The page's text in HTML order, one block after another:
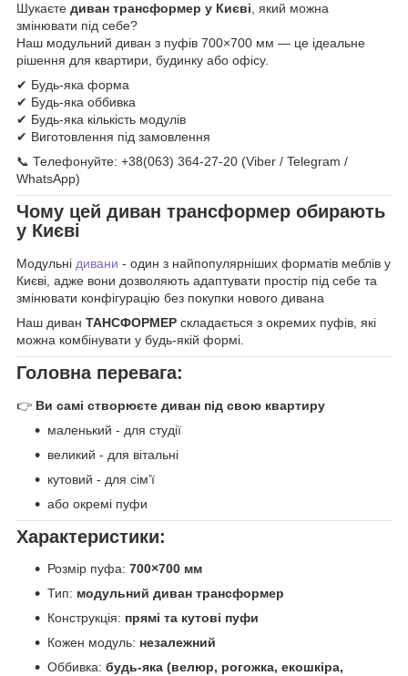
Шукаєте диван трансформер у Києві, який можна
змінювати під себе?
Наш модульний диван з пуфів 700×700 мм — це ідеальне
рішення для квартири, будинку або офісу.
✔ Будь-яка форма
✔ Будь-яка оббивка
✔ Будь-яка кількість модулів
✔ Виготовлення під замовлення
📞 Телефонуйте: +38(063) 364-27-20 (Viber / Telegram /
WhatsApp)
Чому цей диван трансформер обирають
у Києві
Модульні дивани - один з найпопулярніших форматів меблів у
Києві, адже вони дозволяють адаптувати простір під себе та
змінювати конфігурацію без покупки нового дивана
Наш диван ТАНСФОРМЕР складається з окремих пуфів, які
можна комбінувати у будь-якій формі.
Головна перевага:
👉 Ви самі створюєте диван під свою квартиру
маленький - для студії
великий - для вітальні
кутовий - для сім’ї
або окремі пуфи
Характеристики:
Розмір пуфа: 700×700 мм
Тип: модульний диван трансформер
Конструкція: прямі та кутові пуфи
Кожен модуль: незалежний
Оббивка: будь-яка (велюр, рогожка, екошкіра,